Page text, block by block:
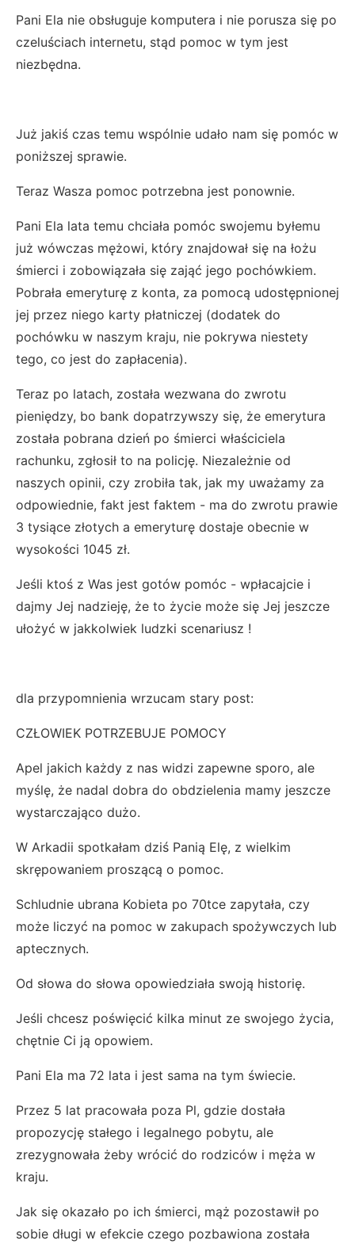
Pani Ela nie obsługuje komputera i nie porusza się po
czeluściach internetu, stąd pomoc w tym jest
niezbędna.
Już jakiś czas temu wspólnie udało nam się pomóc w
poniższej sprawie.
Teraz Wasza pomoc potrzebna jest ponownie.
Pani Ela lata temu chciała pomóc swojemu byłemu
już wówczas mężowi, który znajdował się na łożu
śmierci i zobowiązała się zająć jego pochówkiem.
Pobrała emeryturę z konta, za pomocą udostępnionej
jej przez niego karty płatniczej (dodatek do
pochówku w naszym kraju, nie pokrywa niestety
tego, co jest do zapłacenia).
Teraz po latach, została wezwana do zwrotu
pieniędzy, bo bank dopatrzywszy się, że emerytura
została pobrana dzień po śmierci właściciela
rachunku, zgłosił to na policję. Niezależnie od
naszych opinii, czy zrobiła tak, jak my uważamy za
odpowiednie, fakt jest faktem - ma do zwrotu prawie
3 tysiące złotych a emeryturę dostaje obecnie w
wysokości 1045 zł.
Jeśli ktoś z Was jest gotów pomóc - wpłacajcie i
dajmy Jej nadzieję, że to życie może się Jej jeszcze
ułożyć w jakkolwiek ludzki scenariusz !
dla przypomnienia wrzucam stary post:
CZŁOWIEK POTRZEBUJE POMOCY
Apel jakich każdy z nas widzi zapewne sporo, ale
myślę, że nadal dobra do obdzielenia mamy jeszcze
wystarczająco dużo.
W Arkadii spotkałam dziś Panią Elę, z wielkim
skrępowaniem proszącą o pomoc.
Schludnie ubrana Kobieta po 70tce zapytała, czy
może liczyć na pomoc w zakupach spożywczych lub
aptecznych.
Od słowa do słowa opowiedziała swoją historię.
Jeśli chcesz poświęcić kilka minut ze swojego życia,
chętnie Ci ją opowiem.
Pani Ela ma 72 lata i jest sama na tym świecie.
Przez 5 lat pracowała poza Pl, gdzie dostała
propozycję stałego i legalnego pobytu, ale
zrezygnowała żeby wrócić do rodziców i męża w
kraju.
Jak się okazało po ich śmierci, mąż pozostawił po
sobie długi w efekcie czego pozbawiona została